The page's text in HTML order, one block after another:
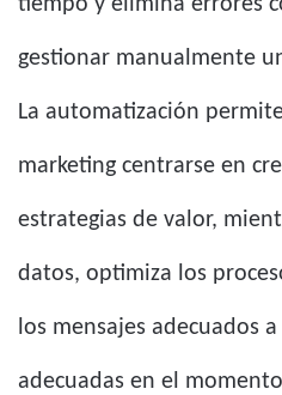
gestionar manualmente
La automatización
marketing centrarse en
estrategias de valor,
datos, optimiza los
los mensajes adecuados
adecuadas en el